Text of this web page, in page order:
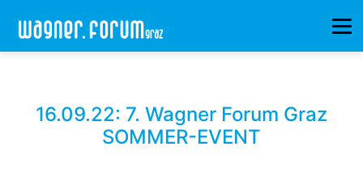
16.09.22: 7. Wagner Forum Graz
SOMMER-EVENT